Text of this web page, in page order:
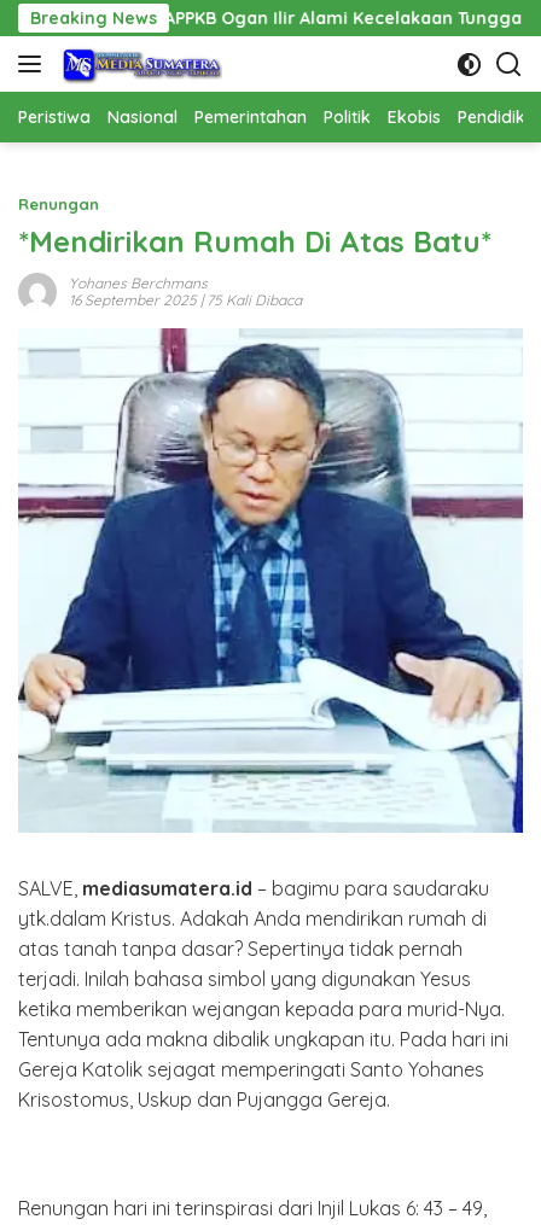
Langsung
ke
konten
Breaking News
Ogan Ilir Alami Kecelakaan Tunggal
Peristiwa Nasional Pemerintahan Politik Ekobis
Renungan
*Mendirikan Rumah Di Atas Batu*
Yohanes Berchmans
16 September 2025 | 75 Kali Dibaca
SALVE, mediasumatera.id – bagimu para saudaraku
ytk.dalam Kristus. Adakah Anda mendirikan rumah di
atas tanah tanpa dasar? Sepertinya tidak pernah
terjadi. Inilah bahasa simbol yang digunakan Yesus
ketika memberikan wejangan kepada para murid-Nya.
Tentunya ada makna dibalik ungkapan itu. Pada hari ini
Gereja Katolik sejagat memperingati Santo Yohanes
Krisostomus, Uskup dan Pujangga Gereja.
Renungan hari ini terinspirasi dari Injil Lukas 6: 43 – 49,